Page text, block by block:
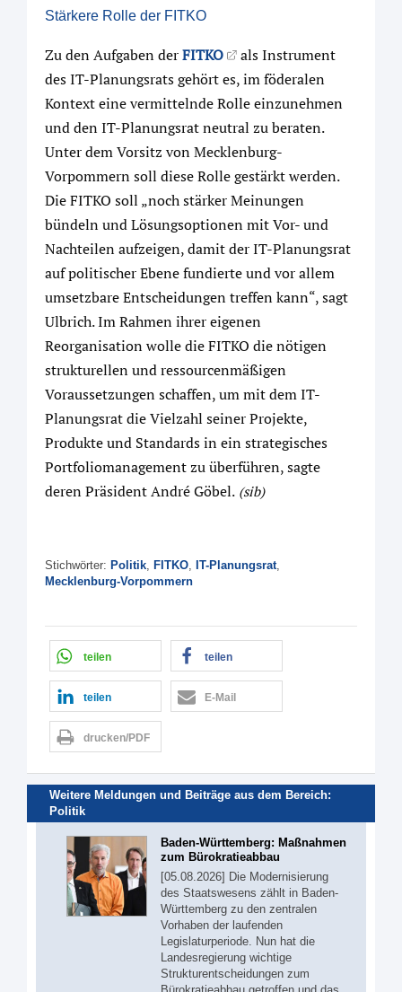
Stärkere Rolle der FITKO
Zu den Aufgaben derFITKO
als Instrument
des IT-Planungsrats gehört es, im föderalen
Kontext eine vermittelnde Rolle einzunehmen
und den IT-Planungsrat neutral zu beraten.
Unter dem Vorsitz von Mecklenburg-
Vorpommern soll diese Rolle gestärkt werden.
Die FITKO soll „noch stärker Meinungen
bündeln und Lösungsoptionen mit Vor- und
Nachteilen aufzeigen, damit der IT-Planungsrat
auf politischer Ebene fundierte und vor allem
umsetzbare Entscheidungen treffen kann“, sagt
Ulbrich. Im Rahmen ihrer eigenen
Reorganisation wolle die FITKO die nötigen
strukturellen und ressourcenmäßigen
Voraussetzungen schaffen, um mit dem IT-
Planungsrat die Vielzahl seiner Projekte,
Produkte und Standards in ein strategisches
Portfoliomanagement zu überführen, sagte
deren Präsident André Göbel. (sib)
Stichwörter: Politik FITKO IT-Planungsrat
Mecklenburg-Vorpommern
teilen teilen
teilen E-Mail
drucken/PDF
Weitere Meldungen und Beiträge aus dem Bereich:
Politik
Baden-Württemberg: Maßnahmen
zum Bürokratieabbau
[05.08.2026] Die Modernisierung
des Staatswesens zählt in Baden-
Württemberg zu den zentralen
Vorhaben der laufenden
Legislaturperiode. Nun hat die
Landesregierung wichtige
Strukturentscheidungen zum